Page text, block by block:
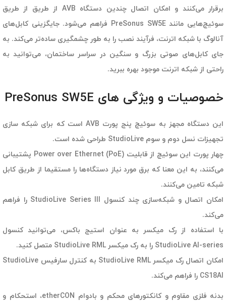
برقرار می‌کنند و امکان اتصال چندین دستگاه AVB از طریق از طریق
سوئیچ‌هایی مانند PreSonus SW5E فراهم می‌شود. جایگزینی کابل‌های
آنالوگ با شبکه اترنت، فرآیند نصب را به طور چشمگیری ساده‌تر می‌کند. به
جای کابل‌های صوتی بزرگ و سنگین در سراسر ساختمان، می‌توانید به
راحتی از شبکه اترنت موجود بهره ببرید.
خصوصیات و ویژگی های PreSonus SW5E
این دستگاه مجهز به سوئیچ پنج پورت AVB است که برای شبکه سازی
تجهیزات نسل دوم و سوم StudioLive طراحی شده است.
چهار پورت این سوئیچ از قابلیت Power over Ethernet (PoE) پشتیبانی
می‌کنند، به این معنا که برق مورد نیاز دستگاه‌ها را مستقیما از طریق کابل
شبکه تامین می‌کنند.
امکان اتصال و شبکه‌سازی چند کنسول StudioLive Series III را فراهم
می‌کند.
با استفاده از رک میکسر به عنوان استیج باکس، می‌توانید کنسول
StudioLive AI-series را به رک میکسر StudioLive RML متصل کنید.
امکان اتصال رک میکسر StudioLive RML به کنترل سارفیس StudioLive
CS18AI را فراهم می‌کند.
بدنه فلزی مقاوم و کانکتورهای محکم و بادوام etherCON، استحکام و